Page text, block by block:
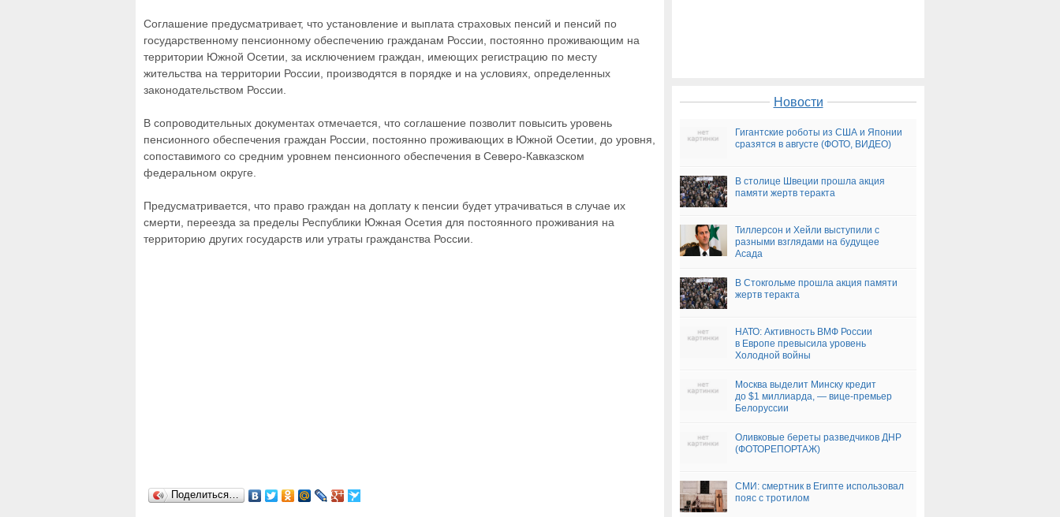
Соглашение предусматривает, что установление и выплата страховых пенсий и пенсий по
государственному пенсионному обеспечению гражданам России, постоянно проживающим на
территории Южной Осетии, за исключением граждан, имеющих регистрацию по месту
жительства на территории России, производятся в порядке и на условиях, определенных
законодательством России.
В сопроводительных документах отмечается, что соглашение позволит повысить уровень
пенсионного обеспечения граждан России, постоянно проживающих в Южной Осетии, до уровня,
сопоставимого со средним уровнем пенсионного обеспечения в Северо-Кавказском
федеральном округе.
Предусматривается, что право граждан на доплату к пенсии будет утрачиваться в случае их
смерти, переезда за пределы Республики Южная Осетия для постоянного проживания на
территорию других государств или утраты гражданства России.
Поделиться…
Новости
Гигантские роботы из США и Японии
сразятся в августе (ФОТО, ВИДЕО)
В столице Швеции прошла акция
памяти жертв теракта
Тиллерсон и Хейли выступили с
разными взглядами на будущее
Асада
В Стокгольме прошла акция памяти
жертв теракта
НАТО: Активность ВМФ России
в Европе превысила уровень
Холодной войны
Москва выделит Минску кредит
до $1 миллиарда, — вице-премьер
Белоруссии
Оливковые береты разведчиков ДНР
(ФОТОРЕПОРТАЖ)
СМИ: смертник в Египте использовал
пояс с тротилом